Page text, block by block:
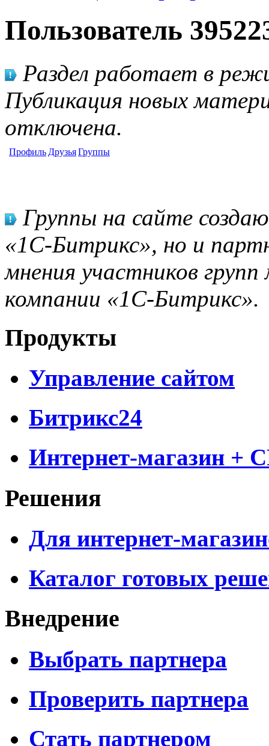
Пользователь
Раздел работает в
Публикация новых
отключена.
Профиль ДрузьяГруппы
Группы на сайте
«1С-Битрикс», но и
мнения участников
компании «1С-Битрикс».
Продукты
Управление сайтом
Битрикс24
Интернет-магазин +
Решения
Для интернет-
Каталог готовых
Внедрение
Выбрать партнера
Проверить партнера
Стать партнером